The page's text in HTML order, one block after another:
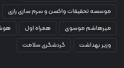
موسسه تحقیقات واکسن و سرم سازی رازی
میرهاشم موسوی
همراه اول
وزیر بهداشت
گردشگری سلامت